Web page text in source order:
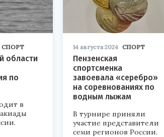
СПОРТ
области
по
в
14 августа 2024 СПОРТ
Пензенская
спортсменка
завоевала «серебро»
на соревнованиях по
водным лыжам
В турнире приняли
участие представители
семи регионов России.